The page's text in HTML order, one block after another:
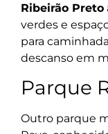
Ribeirão Preto
verdes e
para
descanso em
Parque
Outro parque